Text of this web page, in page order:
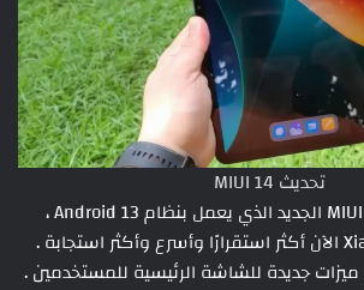
تحديث MIUI 14
مع تحديث واجهة MIUI 14 الجديد الذي يعمل بنظام Android 13 ،
وسيعمل Xiaomi Pad 5 الآن أكثر استقرارًا وأسرع وأكثر استجابة .
جديدة للشاشة الرئيسية للمستخدمين .